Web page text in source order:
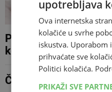
Pogledajte deset
koji će vas šokirati
Čega se muškarci
upotrebljava
Ova internetska
kolačiće u svrhe
iskustva. Uporabom
prihvaćate sve
Politici kolačića.
PRIKAŽI SVE